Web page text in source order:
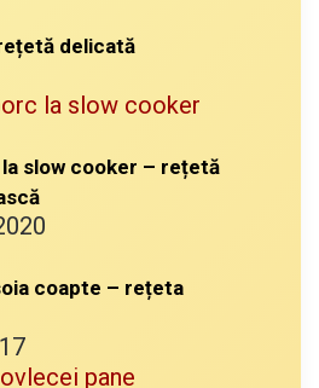
delicată
slow cooker – rețetă
coapte – rețeta